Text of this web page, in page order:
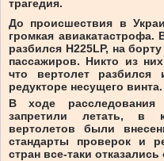
трагедия.
До происшествия в
громкая авиакатастрофа.
разбился H225LP, на
пассажиров. Никто из
что вертолет разбился
редукторе несущего винта.
В ходе расследования
запретили летать, в
вертолетов были
стандарты проверок и
стран все-таки